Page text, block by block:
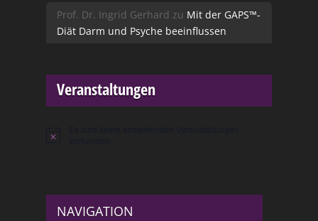
Prof. Dr. Ingrid Gerhard zu Mit der GAPS™-
Diät Darm und Psyche beeinflussen
Veranstaltungen
Hinweis
NAVIGATION